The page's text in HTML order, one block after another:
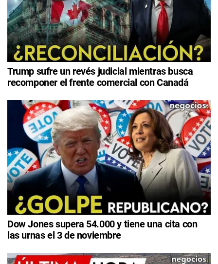
Trump sufre un revés judicial mientras busca
recomponer el frente comercial con Canadá
Dow Jones supera 54.000 y tiene una cita con
las urnas el 3 de noviembre